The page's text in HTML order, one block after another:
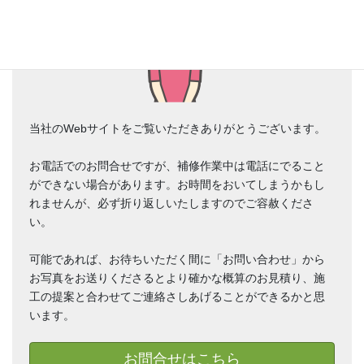
当社のWebサイトをご覧いただきありがとうございます。
お電話でのお問合せですが、補修作業中は電話にでること
ができない場合があります。お時間をおいてしまうかもし
れませんが、必ず折り返しいたしますのでご容赦くださ
い。
可能であれば、お待ちいただく間に「お問い合わせ」から
お写真をお送りくださるとより確かな概算のお見積り、施
工の提案と合わせてご連絡さしあげることができるかと思
います。
お問合せはこちら